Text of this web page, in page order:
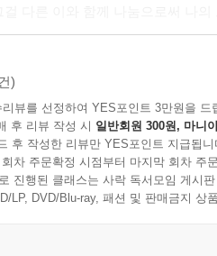
럼 포근한 이야기로, 위로와 응원,
)
뷰를 선정하여 YES포인트 3만원을 드
후 리뷰 작성 시 일반회원 300원, 마니
후 작성한 리뷰만 YES포인트 지급됩니
차 주문확정 시점부터 마지막 회차 주
진행된 클래스는 사락 독서모임 게시
LP, DVD/Blu-ray, 패션 및 판매금지 상